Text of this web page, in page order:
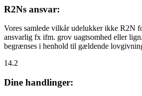
R2Ns ansvar:
Vores samlede vilkår udelukker ikke R2N
ansvarlig fx ifm. grov uagtsomhed eller
begrænses i henhold til gældende
14.2
Dine handlinger: